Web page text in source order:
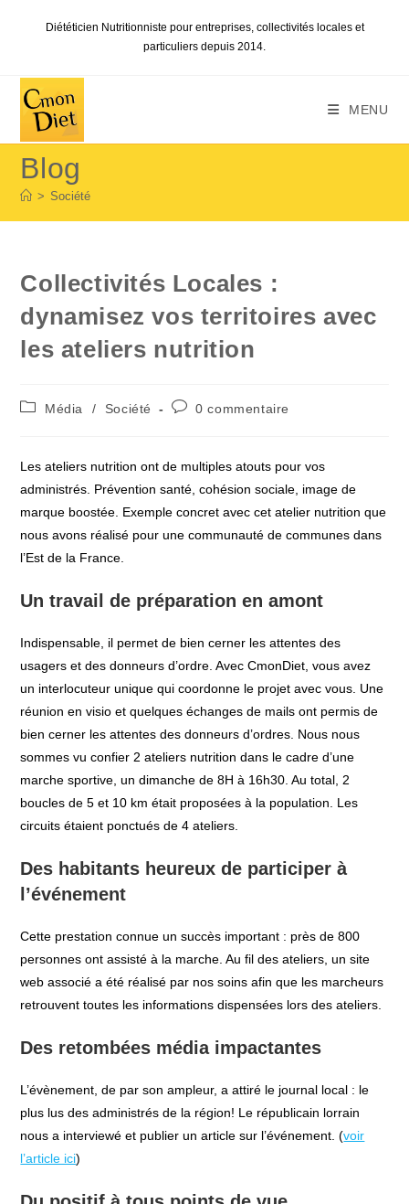
Diététicien Nutritionniste pour entreprises, collectivités locales et
particuliers depuis 2014.
MENU
Blog
> Société
Collectivités Locales :
dynamisez vos territoires avec
les ateliers nutrition
PostMédia / Société
Commentaires
0 commentaire
Les ateliers nutrition ont de multiples atouts pour vos
administrés. Prévention santé, cohésion sociale, image de
marque boostée. Exemple concret avec cet atelier nutrition que
nous avons réalisé pour une communauté de communes dans
l’Est de la France.
Un travail de préparation en amont
Indispensable, il permet de bien cerner les attentes des
usagers et des donneurs d’ordre. Avec CmonDiet, vous avez
un interlocuteur unique qui coordonne le projet avec vous. Une
réunion en visio et quelques échanges de mails ont permis de
bien cerner les attentes des donneurs d’ordres. Nous nous
sommes vu confier 2 ateliers nutrition dans le cadre d’une
marche sportive, un dimanche de 8H à 16h30. Au total, 2
boucles de 5 et 10 km était proposées à la population. Les
circuits étaient ponctués de 4 ateliers.
Des habitants heureux de participer à
l’événement
Cette prestation connue un succès important : près de 800
personnes ont assisté à la marche. Au fil des ateliers, un site
web associé a été réalisé par nos soins afin que les marcheurs
retrouvent toutes les informations dispensées lors des ateliers.
Des retombées média impactantes
L’évènement, de par son ampleur, a attiré le journal local : le
plus lus des administrés de la région! Le républicain lorrain
nous a interviewé et publier un article sur l’événement. (voir
l’article ici)